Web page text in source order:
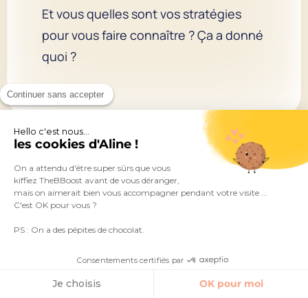
Continuer sans accepter
Hello c'est nous...
les cookies d'Aline !
On a attendu d'être super sûrs que vous
kiffiez TheBBoost avant de vous déranger,
mais on aimerait bien vous accompagner pendant votre visite ...
C'est OK pour vous ?
PS : On a des pépites de chocolat.
Consentements certifiés par
Je choisis OK pour moi
Et vous quelles sont vos stratégies
pour vous faire connaître ? Ça a donné
quoi ?
#WORKBOOK